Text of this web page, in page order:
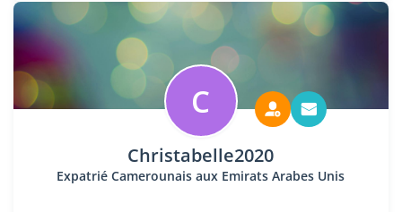
C
Christabelle2020
Expatrié Camerounais aux Emirats Arabes Unis